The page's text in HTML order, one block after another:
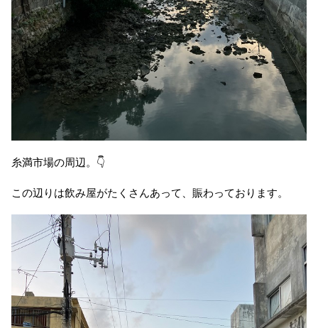
糸満市場の周辺。👇
この辺りは飲み屋がたくさんあって、賑わっております。